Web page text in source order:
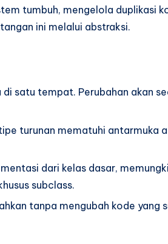
tumbuh, mengelola duplikasi
ini melalui abstraksi.
di satu tempat. Perubahan akan
turunan mematuhi antarmuka
dari kelas dasar,
subclass.
tanpa mengubah kode yang